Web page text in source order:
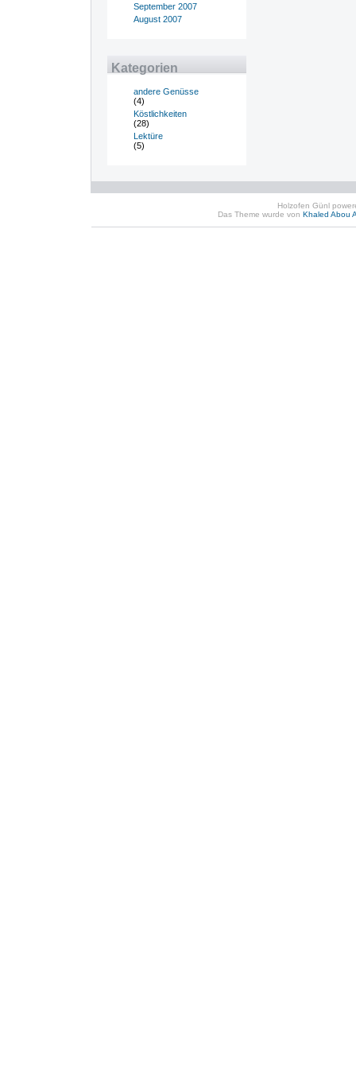
September 2007
August 2007
Kategorien
andere Genüsse
(4)
Köstlichkeiten
(28)
Lektüre
(5)
Holzofen Günl
Das Theme wurde von Khaled Abou